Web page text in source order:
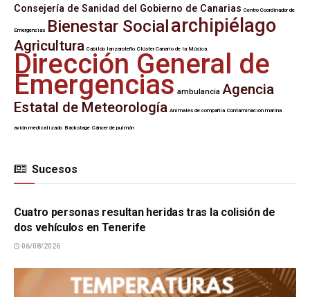
Consejería de Sanidad del Gobierno de Canarias Centro Coordinador de
Emergencias Bienestar Socialarchipiélago
Agricultura Cabildo lanzaroteño Clúster Canario de la Música
Dirección General de
Emergencias ambulancia Agencia
Estatal de Meteorología Animales de compañía Contaminación marina
avión medicalizado Backstage Cáncer de pulmón
Sucesos
SUCESOS
Cuatro personas resultan heridas tras la colisión de
dos vehículos en Tenerife
06/08/2026